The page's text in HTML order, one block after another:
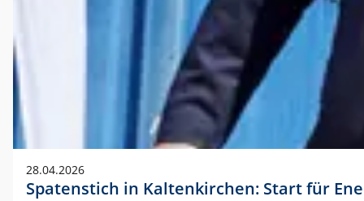
28.04.2026
Spatenstich in Kaltenkirchen: Start für